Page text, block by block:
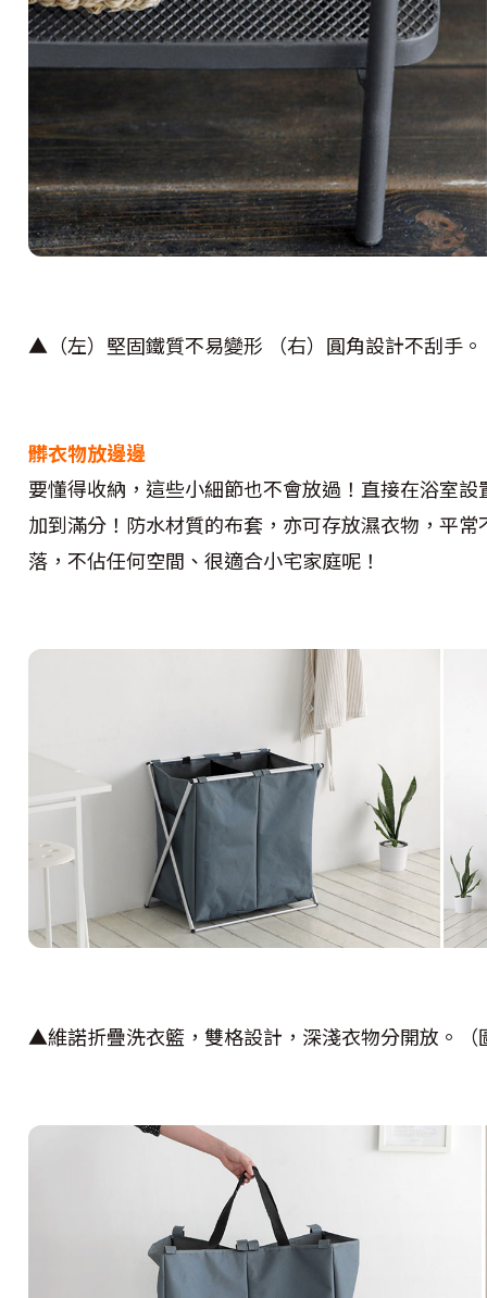
▲（左）堅固鐵質不易變形 （右）圓角設計不刮手
髒衣物放邊邊
要懂得收納，這些小細節也不會放過！直接在浴室
加到滿分！防水材質的布套，亦可存放濕衣物，平
落，不佔任何空間、很適合小宅家庭呢！
▲維諾折疊洗衣籃，雙格設計，深淺衣物分開放。（